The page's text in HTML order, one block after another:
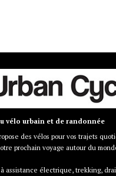
vélo urbain et de randonnée
des vélos pour vos trajets
prochain voyage autour du
assistance électrique, trekking,